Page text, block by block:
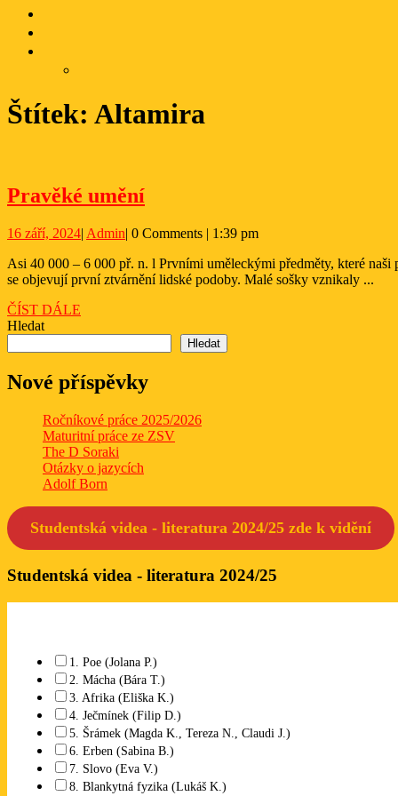
Štítek: Altamira
Pravěké uměníPravěké
16 září, 202416
2024
| AdminAdmin
| 0 Comments | 1:39 pm
Asi 40 000 – 6 000 př. n. l Prvními uměleckými předměty, které naši předkové vyrobili, byly šperky z mušlí. Ty lze datovat dokonce do roku 80 000 př. n. l. Na počátku mladého paleolitu, kolem 40 000 př. n. l.
se objevují první ztvárnění lidské podoby. Malé sošky vznikaly ...
ČÍST DÁLE
Hledat
Hledat
Nové příspěvky
Ročníkové práce 2025/2026
Maturitní práce ze ZSV
The D Soraki
Otázky o jazycích
Adolf Born
Studentská videa - literatura 2024/25 zde k vidění
Studentská videa - literatura 2024/25
1. Poe (Jolana P.)
2. Mácha (Bára T.)
3. Afrika (Eliška K.)
4. Ječmínek (Filip D.)
5. Šrámek (Magda K., Tereza N., Claudi J.)
6. Erben (Sabina B.)
7. Slovo (Eva V.)
8. Blankytná fyzika (Lukáš K.)